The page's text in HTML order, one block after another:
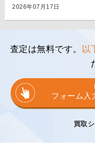
[…]
2026年07月17日
査定は無料です。 以
フォーム入
買取